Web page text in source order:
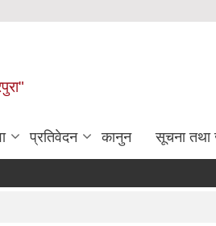
प्रतिवेदन कानुन सूचना तथा